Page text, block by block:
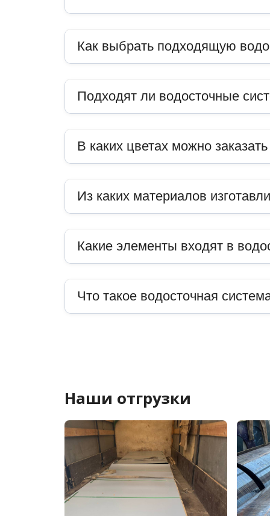
Как выбрать подходящую
Подходят ли водосточные
В каких цветах можно
Из каких материалов
Какие элементы входят в
Что такое водосточная
Наши отгрузки